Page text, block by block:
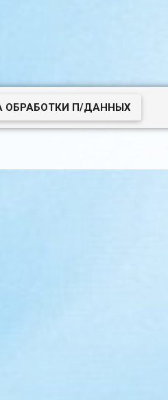
ОБРАБОТКИ П/ДАННЫХ